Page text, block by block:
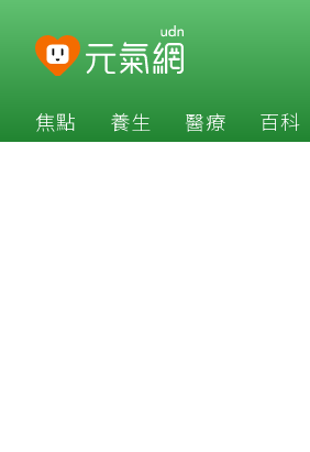
焦點 養生 醫療 百科